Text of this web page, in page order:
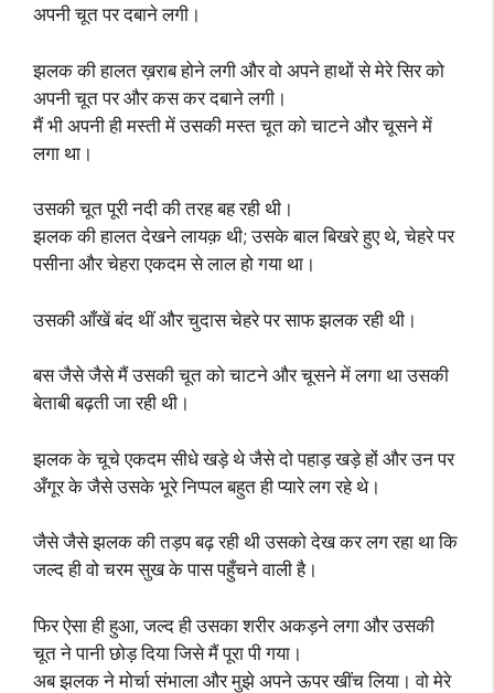
अपनी चूत पर दबाने लगी।
झलक की हालत ख़राब होने लगी और वो अपने हाथों से मेरे सिर को
अपनी चूत पर और कस कर दबाने लगी।
मैं भी अपनी ही मस्ती में उसकी मस्त चूत को चाटने और चूसने में
लगा था।
उसकी चूत पूरी नदी की तरह बह रही थी।
झलक की हालत देखने लायक़ थी; उसके बाल बिखरे हुए थे, चेहरे पर
पसीना और चेहरा एकदम से लाल हो गया था।
उसकी आँखें बंद थीं और चुदास चेहरे पर साफ झलक रही थी।
बस जैसे जैसे मैं उसकी चूत को चाटने और चूसने में लगा था उसकी
बेताबी बढ़ती जा रही थी।
झलक के चूचे एकदम सीधे खड़े थे जैसे दो पहाड़ खड़े हों और उन पर
अँगूर के जैसे उसके भूरे निप्पल बहुत ही प्यारे लग रहे थे।
जैसे जैसे झलक की तड़प बढ़ रही थी उसको देख कर लग रहा था कि
जल्द ही वो चरम सुख के पास पहुँचने वाली है।
फिर ऐसा ही हुआ, जल्द ही उसका शरीर अकड़ने लगा और उसकी
चूत ने पानी छोड़ दिया जिसे मैं पूरा पी गया।
अब झलक ने मोर्चा संभाला और मुझे अपने ऊपर खींच लिया। वो मेरे